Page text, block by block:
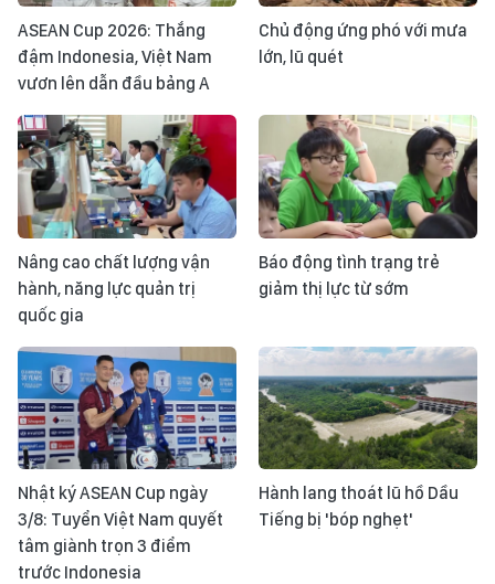
ASEAN Cup 2026: Thắng
đậm Indonesia, Việt Nam
vươn lên dẫn đầu bảng A
Chủ động ứng phó với mưa
lớn, lũ quét
Nâng cao chất lượng vận
hành, năng lực quản trị
quốc gia
Báo động tình trạng trẻ
giảm thị lực từ sớm
Nhật ký ASEAN Cup ngày
3/8: Tuyển Việt Nam quyết
tâm giành trọn 3 điểm
trước Indonesia
Hành lang thoát lũ hồ Dầu
Tiếng bị 'bóp nghẹt'